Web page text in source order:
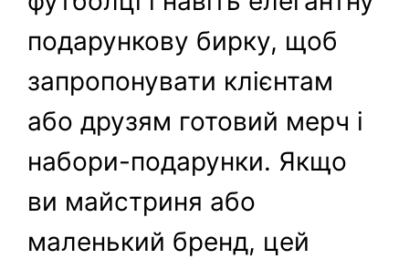
подарункову бирку, щоб
запропонувати клієнтам
або друзям готовий мерч і
набори-подарунки. Якщо
ви майстриня або
маленький бренд, цей